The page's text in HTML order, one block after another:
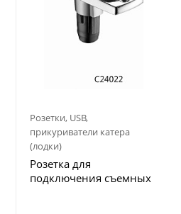
Розетки, USB,
прикуриватели катера
(лодки)
Розетка для
подключения съемных